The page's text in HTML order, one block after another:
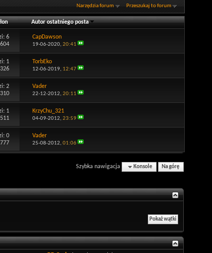
Narzędzia forum Przeszukaj to forum
Autor ostatniego posta
6
CapDawson
19-06-2020, 20:41
1
TorbEko
12-06-2019, 12:47
2
Vader
22-12-2012, 20:11
1
KrzyChu_321
04-09-2012, 23:59
0
Vader
25-08-2012, 01:06
Szybka nawigacja Konsole Na górę